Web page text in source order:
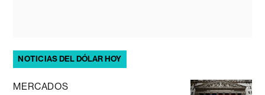
NOTICIAS DEL DÓLAR HOY
MERCADOS